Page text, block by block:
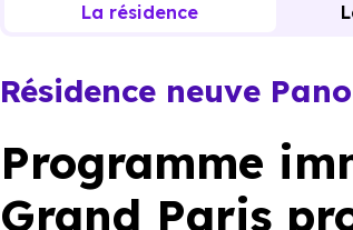
Résidence neuve
Programme
Grand Paris
La résidence